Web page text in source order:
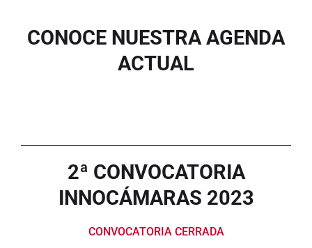
CONOCE NUESTRA AGENDA
ACTUAL
2ª CONVOCATORIA
INNOCÁMARAS 2023
CONVOCATORIA CERRADA